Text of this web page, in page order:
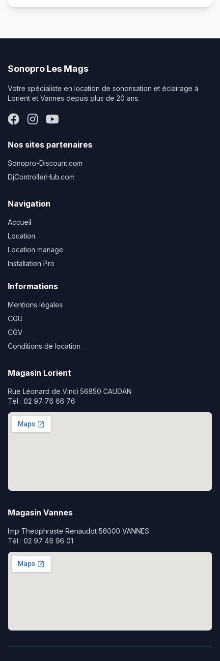
pour connecter facilement différentes sources audio, un
l’ensemble du câblage nécessaire au fonctionnement du
système. Les pieds fournis permettent d’installer
l’enceinte à la bonne hauteur afin d’obtenir une diffusion
sonore optimale dans la salle. Facile à installer et à utiliser,
pour disposer d’un système complet prêt à fonctionner
pour une soirée ou un événement. Disponible à la
location chez Sonopro Les Mags, ce pack sono FBT est
réunions ou événements privés.
Sonopro Les Mags
Votre spécialiste en location de sonorisation et éclairage à
Lorient et Vannes depuis plus de 20 ans.
Nos sites partenaires
Sonopro-Discount.com
DjControllerHub.com
Navigation
Accueil
Location
Location mariage
Installation Pro
Informations
Mentions légales
CGU
CGV
Conditions de location
Magasin Lorient
Rue Léonard de Vinci 56850 CAUDAN
Tél : 02 97 76 66 76
Magasin Vannes
Imp Theophraste Renaudot 56000 VANNES
Tél : 02 97 46 96 01